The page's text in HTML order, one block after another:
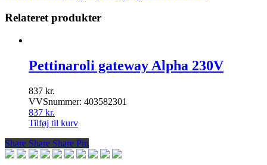
Relateret produkter
Pettinaroli gateway Alpha 230V
837 kr.
VVSnummer: 403582301
837 kr.
Tilføj til kurv
Share
Share Share Share Pin